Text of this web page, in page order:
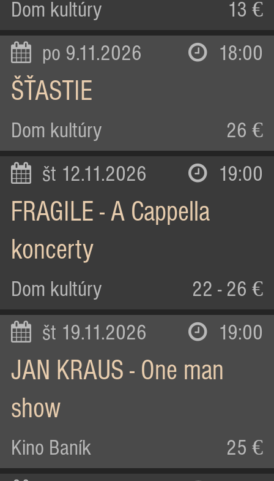
Dom kultúry 13 €
po 9.11.2026 18:00
ŠŤASTIE
Dom kultúry 26 €
št 12.11.2026 19:00
FRAGILE - A Cappella
koncerty
Dom kultúry 22 - 26 €
št 19.11.2026 19:00
JAN KRAUS - One man
show
Kino Baník 25 €